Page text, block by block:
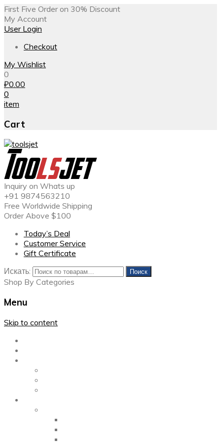
First Five Order on 30% Discount
My Account
User Login
Checkout
My Wishlist
0
₽0.00
0
item
Cart
Inquiry on Whats up
+91 9874563210
Free Worldwide Shipping
Order Above $100
Today’s Deal
Customer Service
Gift Certificate
Искать:
Поиск
Shop By Categories
Menu
Skip to content